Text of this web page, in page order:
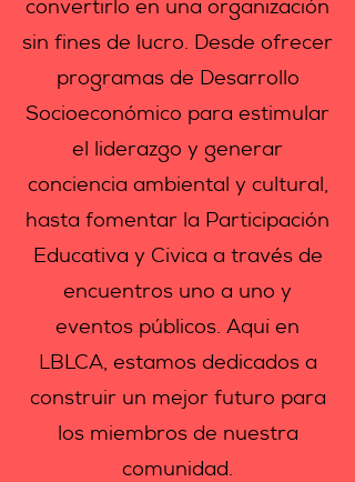
convertirlo en una organización
sin fines de lucro. Desde ofrecer
programas de Desarrollo
Socioeconómico para estimular
el liderazgo y generar
conciencia ambiental y cultural,
hasta fomentar la Participación
Educativa y Cívica a través de
encuentros uno a uno y
eventos públicos. Aquí en
LBLCA, estamos dedicados a
construir un mejor futuro para
los miembros de nuestra
comunidad.